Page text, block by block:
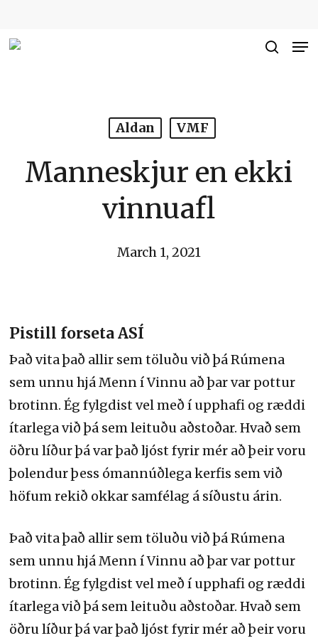
Aldan VMF
Manneskjur en ekki
vinnuafl
March 1, 2021
Pistill forseta ASÍ
Það vita það allir sem töluðu við þá Rúmena
sem unnu hjá Menn í Vinnu að þar var pottur
brotinn. Ég fylgdist vel með í upphafi og ræddi
ítarlega við þá sem leituðu aðstoðar. Hvað sem
öðru líður þá var það ljóst fyrir mér að þeir voru
þolendur þess ómannúðlega kerfis sem við
höfum rekið okkar samfélag á síðustu árin.
Það vita það allir sem töluðu við þá Rúmena
sem unnu hjá Menn í Vinnu að þar var pottur
brotinn. Ég fylgdist vel með í upphafi og ræddi
ítarlega við þá sem leituðu aðstoðar. Hvað sem
öðru líður þá var það ljóst fyrir mér að þeir voru
Close